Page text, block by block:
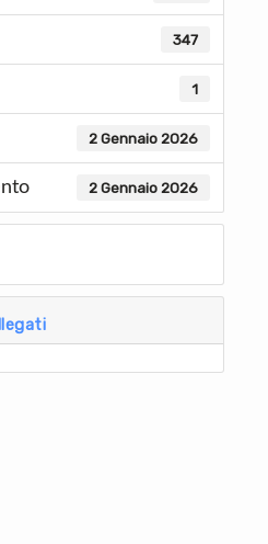
347
1
2 Gennaio 2026
2 Gennaio 2026